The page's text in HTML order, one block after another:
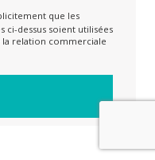
que les
ci-dessus soient utilisées
relation commerciale